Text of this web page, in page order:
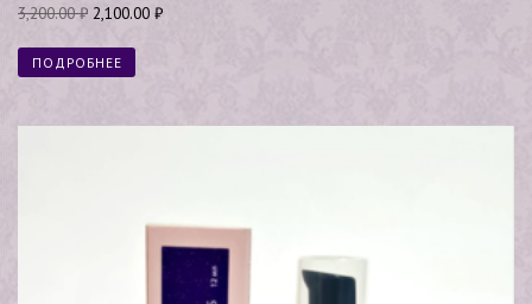
3,200.00₽ 2,100.00 ₽
ПОДРОБНЕЕ